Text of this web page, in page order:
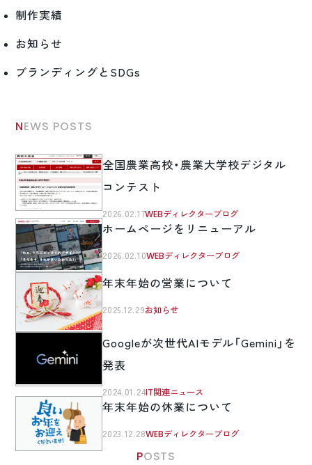
制作実績
お知らせ
ブランディングとSDGs
NEWS POSTS
全国農業高校・農業大学校デジタル
コンテスト
2026.02.17WEBディレクターブログ
ホームページをリニューアル
2026.02.10WEBディレクターブログ
年末年始の営業について
2025.12.29お知らせ
Googleが次世代AIモデル「Gemini」を
発表
2024.01.24IT関連ニュース
年末年始の休業について
2023.12.28WEBディレクターブログ
POSTS